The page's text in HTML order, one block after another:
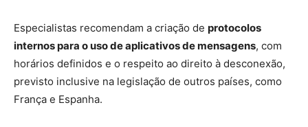
Especialistas recomendam a criação de protocolos
internos para o uso de aplicativos de mensagens, com
horários definidos e o respeito ao direito à desconexão,
previsto inclusive na legislação de outros países, como
França e Espanha.